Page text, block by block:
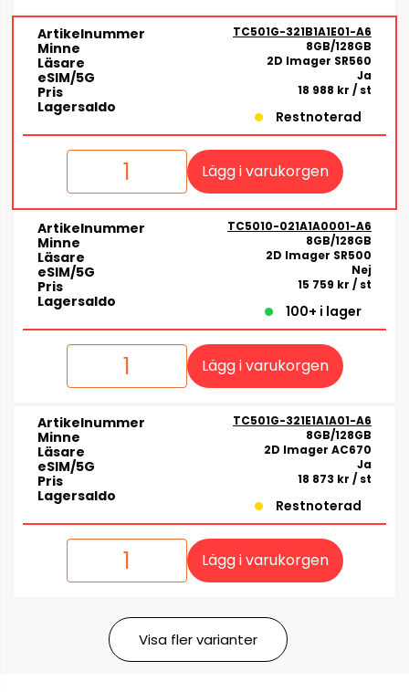
Artikelnummer TC501G-321B1A1E01-A6
Minne 8GB/128GB
Läsare 2D Imager SR560
eSIM/5G Ja
Pris 18 988 kr / st
Lagersaldo
Restnoterad
Lägg i varukorgen
Artikelnummer TC5010-021A1A0001-A6
Minne 8GB/128GB
Läsare 2D Imager SR500
eSIM/5G Nej
Pris 15 759 kr / st
Lagersaldo
100+ i lager
Lägg i varukorgen
Artikelnummer TC501G-321E1A1A01-A6
Minne 8GB/128GB
Läsare 2D Imager AC670
eSIM/5G Ja
Pris 18 873 kr / st
Lagersaldo
Restnoterad
Lägg i varukorgen
Visa fler varianter